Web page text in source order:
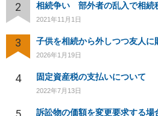
2
2021年11月1日
3
2026年1月19日
4 固定資産税の支払いについて
2022年7月13日